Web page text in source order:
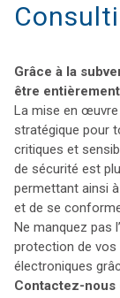
Grâce à la
être
La mise en œuvre
stratégique pour
critiques et
de sécurité est
permettant ainsi
et de se
Ne manquez pas
protection de
électroniques
Contactez-nous